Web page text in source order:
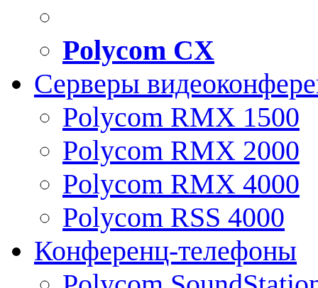
Polycom CX
Серверы
Polycom RMX 1500
Polycom RMX 2000
Polycom RMX 4000
Polycom RSS 4000
Конференц-телефоны